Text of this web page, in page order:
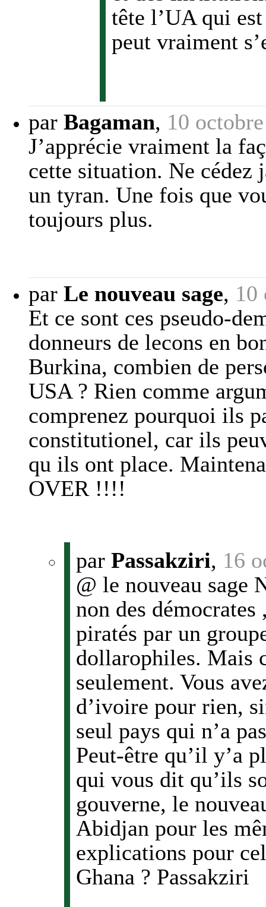
tête l’UA qui
peut vraiment
par Bagaman, 10
J’apprécie vraiment la
cette situation. Ne cédez
un tyran. Une fois que
toujours plus.
par Le nouveau sage, 10
Et ce sont ces pseudo-
donneurs de lecons en
Burkina, combien de
USA ? Rien comme
comprenez pourquoi ils
constitutionel, car ils
qu ils ont place.
OVER !!!!
par Passakziri, 16
@ le nouveau sage
non des
piratés par un
dollarophiles. Mais
seulement. Vous
d’ivoire pour rien,
seul pays qui n’a
Peut-être qu’il y’a
qui vous dit qu’ils
gouverne, le
Abidjan pour les
explications pour
Ghana ? Passakziri